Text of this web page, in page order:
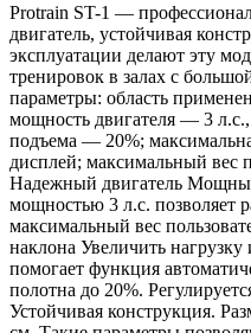
Protrain ST-1 —
двигатель, устойчивая
эксплуатации делают эту
тренировок в залах с
параметры: область
мощность двигателя — 3
подъема — 20%;
дисплей; максимальный вес
Надежный двигатель
мощностью 3 л.с. позволяет
максимальный вес
наклона Увеличить нагрузку
помогает функция
полотна до 20%.
Устойчивая конструкция.